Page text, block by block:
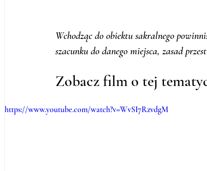
Wchodząc do obiektu sakralnego
szacunku do danego miejsca, zasad
Zobacz film o tej
https://www.youtube.com/watch?v=WvSI7RzvdgM